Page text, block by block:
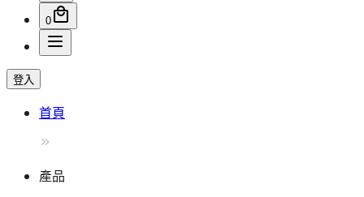
0
登入
首頁
產品